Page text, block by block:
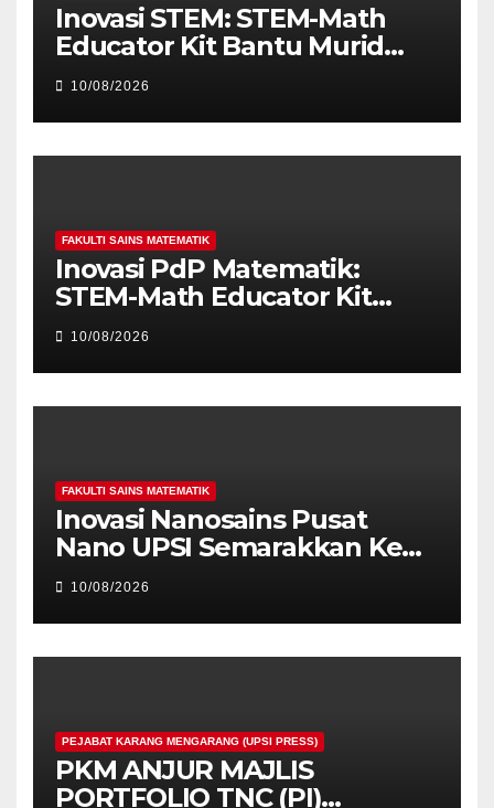
Inovasi STEM: STEM-Math
Educator Kit Bantu Murid
Autisme Kuasai Matematik
10/08/2026
FAKULTI SAINS MATEMATIK
Inovasi PdP Matematik:
STEM-Math Educator Kit
Bantu Guru Atasi Cabaran
Pembelajaran
10/08/2026
FAKULTI SAINS MATEMATIK
Inovasi Nanosains Pusat
Nano UPSI Semarakkan Kem
STEM SJKC Chung Sin
10/08/2026
PEJABAT KARANG MENGARANG (UPSI PRESS)
PKM ANJUR MAJLIS
PORTFOLIO TNC (PI)